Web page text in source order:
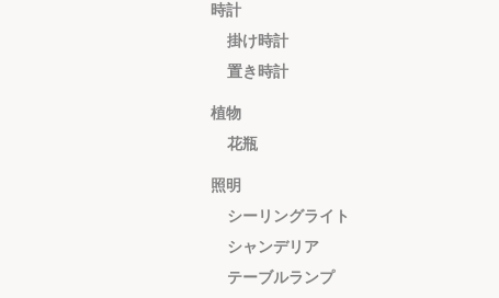
時計
掛け時計
置き時計
植物
花瓶
照明
シーリングライト
シャンデリア
テーブルランプ